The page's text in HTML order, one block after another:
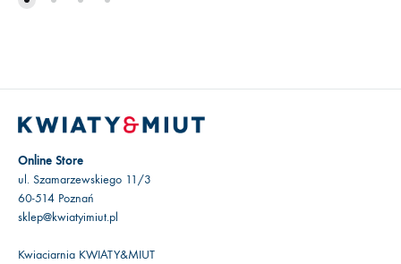
Online Store
ul. Szamarzewskiego 11/3
60-514 Poznań
sklep@kwiatyimiut.pl
Kwiaciarnia KWIATY&MIUT